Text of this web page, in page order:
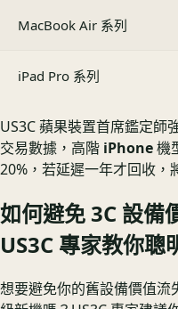
MacBook Air 系列
iPad Pro 系列
US3C 蘋果裝置首席鑑定師
交易數據，高階 iPhone機
20%，若延遲一年才回收，
如何避免 3C 設備
US3C 專家教你聰
想要避免你的舊設備價值